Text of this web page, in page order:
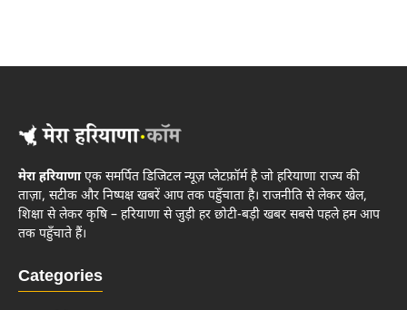
मेरा हरियाणाएक समर्पित डिजिटल न्यूज़ प्लेटफ़ॉर्म है जो हरियाणा राज्य की
ताज़ा, सटीक और निष्पक्ष खबरें आप तक पहुँचाता है। राजनीति से लेकर खेल,
शिक्षा से लेकर कृषि – हरियाणा से जुड़ी हर छोटी-बड़ी खबर सबसे पहले हम आप
तक पहुँचाते हैं।
Categories